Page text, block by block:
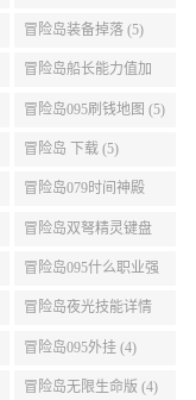
冒险岛装备掉落 (5)
冒险岛船长能力值加
点 (5)
冒险岛095刷钱地图 (5)
冒险岛 下载 (5)
冒险岛079时间神殿
999任务 (5)
冒险岛双弩精灵键盘
设置 (5)
冒险岛095什么职业强
(4)
冒险岛夜光技能详情
(4)
冒险岛095外挂 (4)
冒险岛无限生命版 (4)